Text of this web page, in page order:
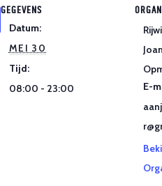
GEGEVENS
Datum:
MEI 30
Tijd:
08:00 - 23:00
E-